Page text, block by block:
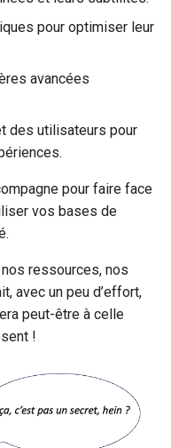
pour optimiser leur
avancées
des utilisateurs pour
pour faire face
vos bases de
ressources, nos
avec un peu d’effort,
peut-être à celle
!